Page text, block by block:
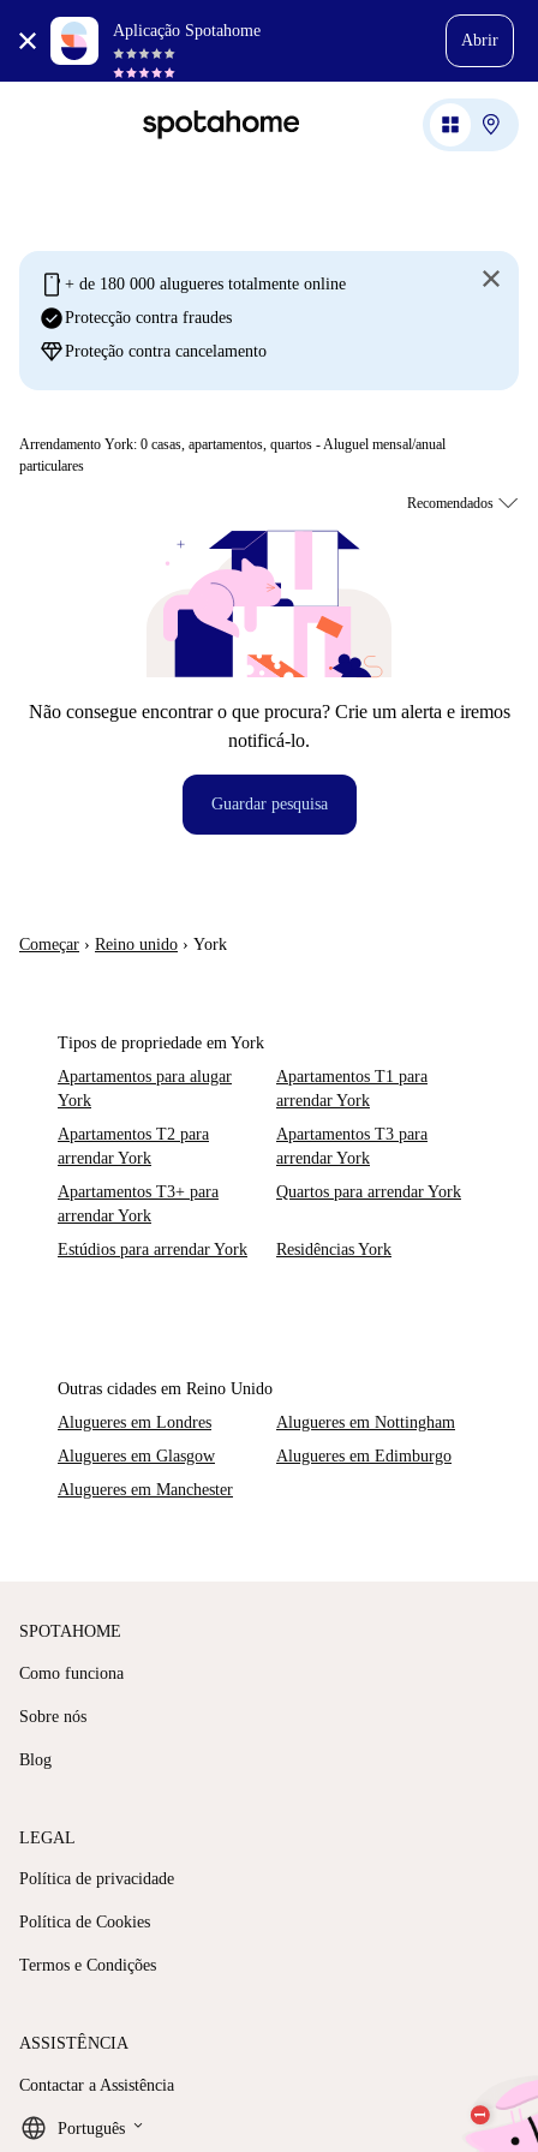
Aplicação Spotahome
Abrir
mobile + de 180 000 alugueres totalmente online
check_circleProtecção contra fraudes
diamondProteção contra cancelamento
Arrendamento York: 0 casas, apartamentos, quartos - Aluguel mensal/anual
particulares
Não consegue encontrar o que procura? Crie um alerta e iremos
notificá-lo.
Guardar pesquisa
Começar › Reino unido › York
Tipos de propriedade em York
Apartamentos para alugar
York
Apartamentos T1 para
arrendar York
Apartamentos T2 para
arrendar York
Apartamentos T3 para
arrendar York
Apartamentos T3+ para
arrendar York
Quartos para arrendar York
Estúdios para arrendar York Residências York
Outras cidades em Reino Unido
Alugueres em Londres
Alugueres em Nottingham
Alugueres em Glasgow
Alugueres em Edimburgo
Alugueres em Manchester
SPOTAHOME
Como funciona
Sobre nós
Blog
LEGAL
Política de privacidade
Política de Cookies
Termos e Condições
ASSISTÊNCIA
Contactar a Assistência
Português keyboard_arrow_down